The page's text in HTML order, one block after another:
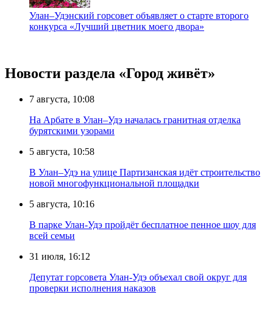
Улан–Удэнский горсовет объявляет о старте второго
конкурса «Лучший цветник моего двора»
Новости раздела «Город живёт»
7 августа, 10:08
На Арбате в Улан–Удэ началась гранитная отделка
бурятскими узорами
5 августа, 10:58
В Улан–Удэ на улице Партизанская идёт строительство
новой многофункциональной площадки
5 августа, 10:16
В парке Улан-Удэ пройдёт бесплатное пенное шоу для
всей семьи
31 июля, 16:12
Депутат горсовета Улан-Удэ объехал свой округ для
проверки исполнения наказов